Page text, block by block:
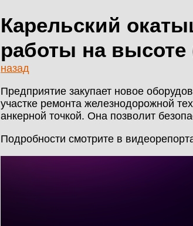
КАРКАСЫ
КАЛЬКУЛЯТОР
ЗДАНИЙ
Карельский
работы на высоте
назад
Предприятие закупает новое
участке ремонта железнодорожной
анкерной точкой. Она позволит
Подробности смотрите в